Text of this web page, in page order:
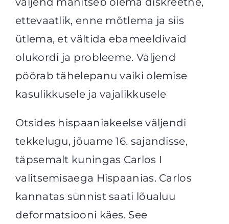
ettevaatlik, enne mõtlema ja siis
ütlema, et vältida ebameeldivaid
olukordi ja probleeme. Väljend
pöörab tähelepanu vaiki olemise
kasulikkusele ja vajalikkusele
Otsides hispaaniakeelse väljendi
tekkelugu, jõuame 16. sajandisse,
täpsemalt kuningas Carlos I
valitsemisaega Hispaanias. Carlos
kannatas sünnist saati lõualuu
deformatsiooni käes. See